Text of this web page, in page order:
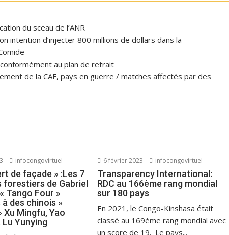
du sceau de l’ANR
intention d’injecter 800 millions de dollars dans la
au plan de retrait
de la CAF, pays en guerre / matches affectés par des
infocongovirtuel
de façade » :Les 7
forestiers de Gabriel
Tango Four »
des chinois »
Xu Mingfu, Yao
Yunying
6 février 2023 infocongovirtuel
Transparency International:
RDC au 166ème rang mondial
sur 180 pays
En 2021, le Congo-Kinshasa était
classé au 169ème rang mondial avec
un score de 19. Le pays...